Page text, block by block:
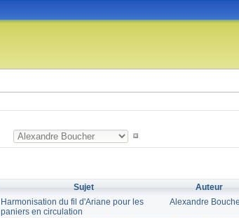
Sujet Auteur
Harmonisation du fil d'Ariane pour les
paniers en circulation
Alexandre